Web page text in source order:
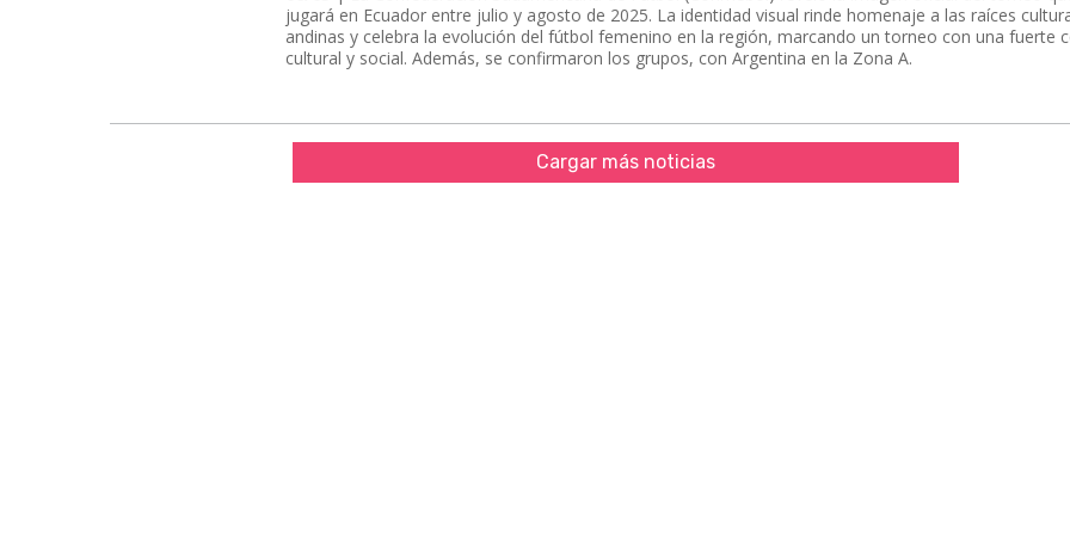
jugará en Ecuador entre julio y agosto de 2025. La identidad visual rinde homenaje a las raíces
andinas y celebra la evolución del fútbol femenino en la región, marcando un torneo con una fuerte
cultural y social. Además, se confirmaron los grupos, con Argentina en la Zona A.
Cargar más noticias